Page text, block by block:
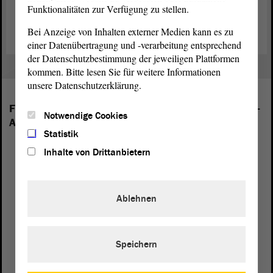
Folgende Fraktionen sind im Landtag von Sachsen-
Anhalt vertreten:
Funktionalitäten zur Verfügung zu stellen.
Bei Anzeige von Inhalten externer Medien kann es zu
einer Datenübertragung und -verarbeitung entsprechend
der Datenschutzbestimmung der jeweiligen Plattformen
kommen. Bitte lesen Sie für weitere Informationen
unsere Datenschutzerklärung.
Notwendige Cookies
Statistik
Inhalte von Drittanbietern
Ablehnen
Speichern